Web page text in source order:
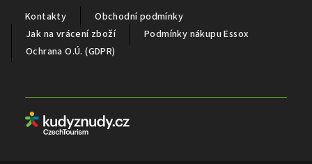
Kontakty
Obchodní podmínky
Jak na vrácení zboží
Podmínky nákupu Essox
Ochrana O.Ú. (GDPR)